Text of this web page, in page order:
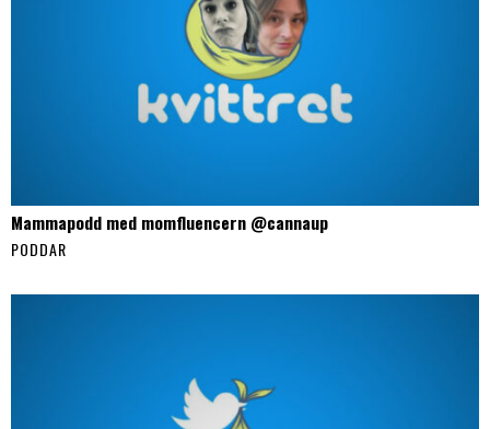
Mammapodd med momfluencern @cannaup
PODDAR